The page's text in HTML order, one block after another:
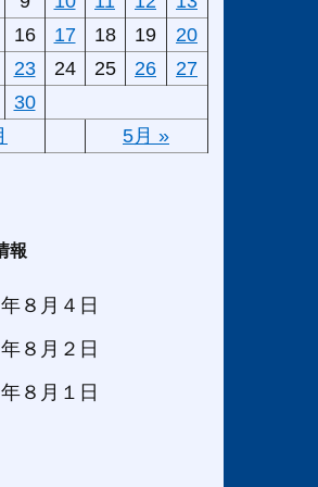
5月 »
16 17 18 19
20
23 24 25 26
27
30
報
８月４日
８月２日
８月１日